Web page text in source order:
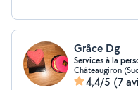
Grâce Dg
Services à la
Châteaugiron
4,4/5 (7